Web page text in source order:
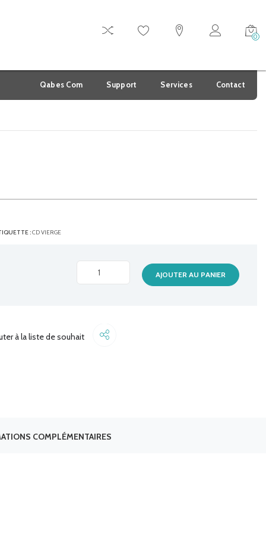
0
Qabes Com Support Services Contact
:CD VIERGE
VIERGE
AJOUTER AU PANIER
à la liste de souhait
COMPLÉMENTAIRES